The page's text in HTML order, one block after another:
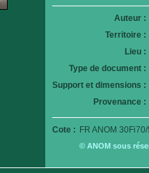
Auteur :
Territoire :
Lieu :
Type de document :
Support et dimensions :
Provenance :
Cote : FR ANOM
© ANOM sous